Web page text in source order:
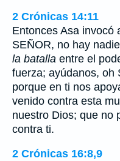
2 Crónicas 14:11
Entonces Asa invocó
SEÑOR, no hay
la batalla entre el
fuerza; ayúdanos, oh
porque en ti nos
venido contra esta
nuestro Dios; que no
contra ti.
2 Crónicas 16:8,9